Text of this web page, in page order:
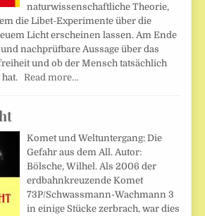
naturwissenschaftliche Theorie,
die Libet-Experimente über die
Licht erscheinen lassen. Am Ende
nachprüfbare Aussage über das
und ob der Mensch tatsächlich
hat. Read more…
Komet und Weltuntergang: Die
Gefahr aus dem All. Autor:
Bölsche, Wilhel. Als 2006 der
erdbahnkreuzende Komet
73P/Schwassmann-Wachmann 3
in einige Stücke zerbrach, war dies